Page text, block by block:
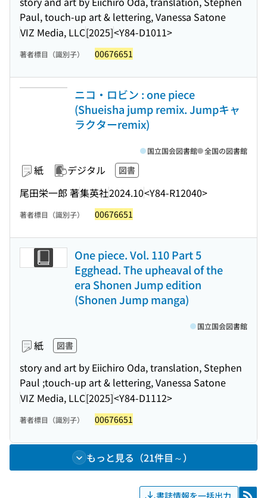
Paul, touch-up art & lettering, Vanessa Satone
VIZ Media, LLC[2025]<Y84-D1011>
著者標目（識別子） 00676651
ニコ・ロビン : one piece
(Shueisha jump remix. Jumpキャ
ラクターremix)
紙 デジタル 図書
尾田栄一郎 著集英社2024.10<Y84-R12040>
国立国会図書館 全国の図書館
著者標目（識別子） 00676651
One piece. Vol. 110 Part 5
Egghead. The upheaval of the
era Shonen Jump edition
(Shonen Jump manga)
紙 図書
story and art by Eiichiro Oda, translation, Stephen
Paul ;touch-up art & lettering, Vanessa Satone
VIZ Media, LLC[2025]<Y84-D1112>
国立国会図書館
著者標目（識別子） 00676651
もっと見る（21件目～）
書誌情報を一括出力